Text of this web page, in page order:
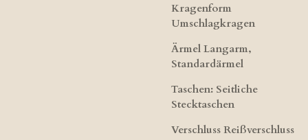
Kragenform
Umschlagkragen
Ärmel Langarm,
Standardärmel
Taschen: Seitliche
Stecktaschen
Verschluss Reißverschluss